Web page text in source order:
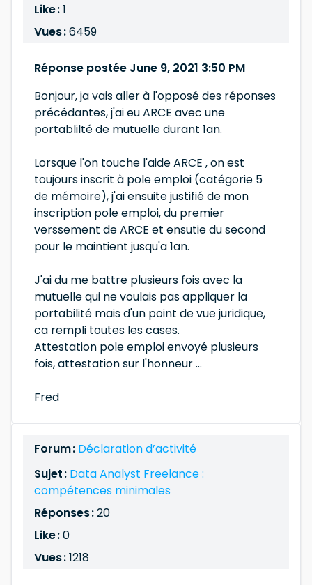
Like :1
Vues :6459
Réponse postée June 9, 2021 3:50 PM
Bonjour, ja vais aller à l'opposé des réponses
précédantes, j'ai eu ARCE avec une
portablilté de mutuelle durant 1an.
Lorsque l'on touche l'aide ARCE , on est
toujours inscrit à pole emploi (catégorie 5
de mémoire), j'ai ensuite justifié de mon
inscription pole emploi, du premier
verssement de ARCE et ensutie du second
pour le maintient jusqu'a 1an.
J'ai du me battre plusieurs fois avec la
mutuelle qui ne voulais pas appliquer la
portabilité mais d'un point de vue juridique,
ca rempli toutes les cases.
Attestation pole emploi envoyé plusieurs
fois, attestation sur l'honneur ...
Fred
Forum : Déclaration d’activité
Sujet : Data Analyst Freelance :
compétences minimales
Réponses :20
Like :0
Vues :1218